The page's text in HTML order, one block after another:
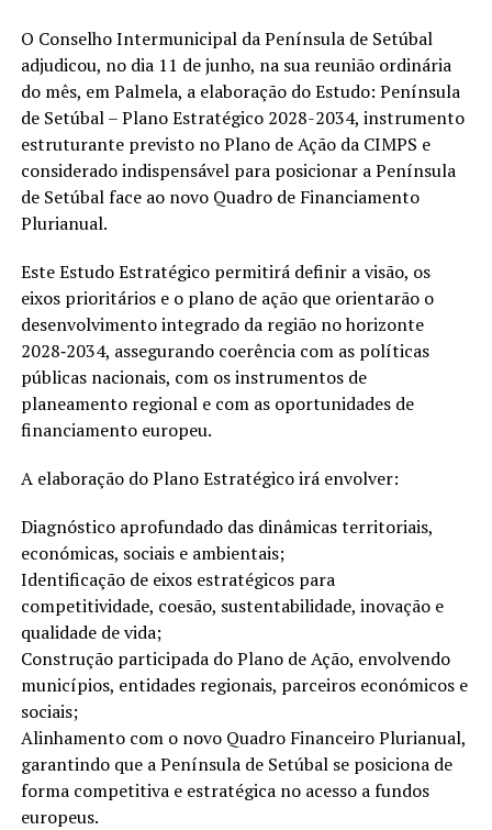
O Conselho Intermunicipal da Península de Setúbal
adjudicou, no dia 11 de junho, na sua reunião ordinária
do mês, em Palmela, a elaboração do Estudo: Península
de Setúbal – Plano Estratégico 2028-2034, instrumento
estruturante previsto no Plano de Ação da CIMPS e
considerado indispensável para posicionar a Península
de Setúbal face ao novo Quadro de Financiamento
Plurianual.
Este Estudo Estratégico permitirá definir a visão, os
eixos prioritários e o plano de ação que orientarão o
desenvolvimento integrado da região no horizonte
2028‐2034, assegurando coerência com as políticas
públicas nacionais, com os instrumentos de
planeamento regional e com as oportunidades de
financiamento europeu.
A elaboração do Plano Estratégico irá envolver:
Diagnóstico aprofundado das dinâmicas territoriais,
económicas, sociais e ambientais;
Identificação de eixos estratégicos para
competitividade, coesão, sustentabilidade, inovação e
qualidade de vida;
Construção participada do Plano de Ação, envolvendo
municípios, entidades regionais, parceiros económicos e
sociais;
Alinhamento com o novo Quadro Financeiro Plurianual,
garantindo que a Península de Setúbal se posiciona de
forma competitiva e estratégica no acesso a fundos
europeus.